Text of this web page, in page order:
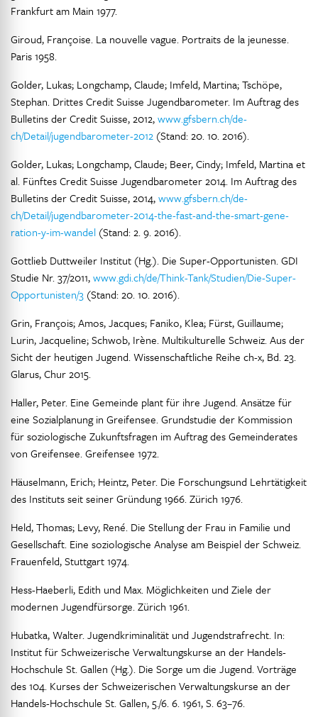
Frankfurt am Main 1977.
Giroud, Françoise. La nouvelle vague. Portraits de la jeunesse.
Paris 1958.
Golder, Lukas; Longchamp, Claude; Imfeld, Martina; Tschöpe,
Stephan. Drittes Credit Suisse Jugendbarometer. Im Auftrag des
Bulletins der Credit Suisse, 2012,www.gfsbern.ch/de-
ch/Detail/jugendbarometer-2012 (Stand: 20. 10. 2016).
Golder, Lukas; Longchamp, Claude; Beer, Cindy; Imfeld, Martina et
al. Fünftes Credit Suisse Jugendbarometer 2014. Im Auftrag des
Bulletins der Credit Suisse, 2014,www.gfsbern.ch/de-
ch/Detail/jugendbarometer-2014-the-fast-and-the-smart-gene-
ration-y-im-wandel (Stand: 2. 9. 2016).
Gottlieb Duttweiler Institut (Hg.). Die Super-Opportunisten. GDI
Studie Nr. 37/2011,www.gdi.ch/de/Think-Tank/Studien/Die-Super-
Opportunisten/3 (Stand: 20. 10. 2016).
Grin, François; Amos, Jacques; Faniko, Klea; Fürst, Guillaume;
Lurin, Jacqueline; Schwob, Irène. Multikulturelle Schweiz. Aus der
Sicht der heutigen Jugend. Wissenschaftliche Reihe ch-x, Bd. 23.
Glarus, Chur 2015.
Haller, Peter. Eine Gemeinde plant für ihre Jugend. Ansätze für
eine Sozialplanung in Greifensee. Grundstudie der Kommission
für soziologische Zukunftsfragen im Auftrag des Gemeinderates
von Greifensee. Greifensee 1972.
Häuselmann, Erich; Heintz, Peter. Die Forschungsund Lehrtätigkeit
des Instituts seit seiner Gründung 1966. Zürich 1976.
Held, Thomas; Levy, René. Die Stellung der Frau in Familie und
Gesellschaft. Eine soziologische Analyse am Beispiel der Schweiz.
Frauenfeld, Stuttgart 1974.
Hess-Haeberli, Edith und Max. Möglichkeiten und Ziele der
modernen Jugendfürsorge. Zürich 1961.
Hubatka, Walter. Jugendkriminalität und Jugendstrafrecht. In:
Institut für Schweizerische Verwaltungskurse an der Handels-
Hochschule St. Gallen (Hg.). Die Sorge um die Jugend. Vorträge
des 104. Kurses der Schweizerischen Verwaltungskurse an der
Handels-Hochschule St. Gallen, 5./6. 6. 1961, S. 63–76.